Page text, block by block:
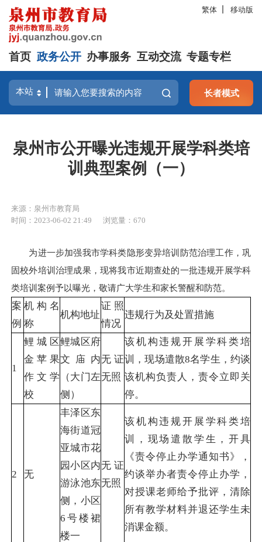
繁体 移动版
首页 政务公开 办事服务 互动交流 专题专栏
长者模式
泉州市公开曝光违规开展学科类培
训典型案例（一）
来源：泉州市教育局
时间：2023-06-02 21:49
浏览量： 670
为进一步加强我市学科类隐形变异培训防范治理工作，巩
固校外培训治理成果，现将我市近期查处的一批违规开展学科
类培训案例予以曝光，敬请广大学生和家长警醒和防范。
案
例
机构名
称
机构地址
证照
情况
违规行为及处置措施
1
鲤城区
金苹果
作文学
校
鲤城区府
文庙内
（大门左
侧）
无证
无照
该机构违规开展学科类培
训，现场遣散8名学生，约谈
该机构负责人，责令立即关
停。
2 无
丰泽区东
海街道冠
亚城市花
园小区内
游泳池东
侧，小区
6号楼裙
楼一
无证
无照
该机构违规开展学科类培
训，现场遣散学生，开具
《责令停止办学通知书》，
约谈举办者责令停止办学，
对授课老师给予批评，清除
所有教学材料并退还学生未
消课金额。